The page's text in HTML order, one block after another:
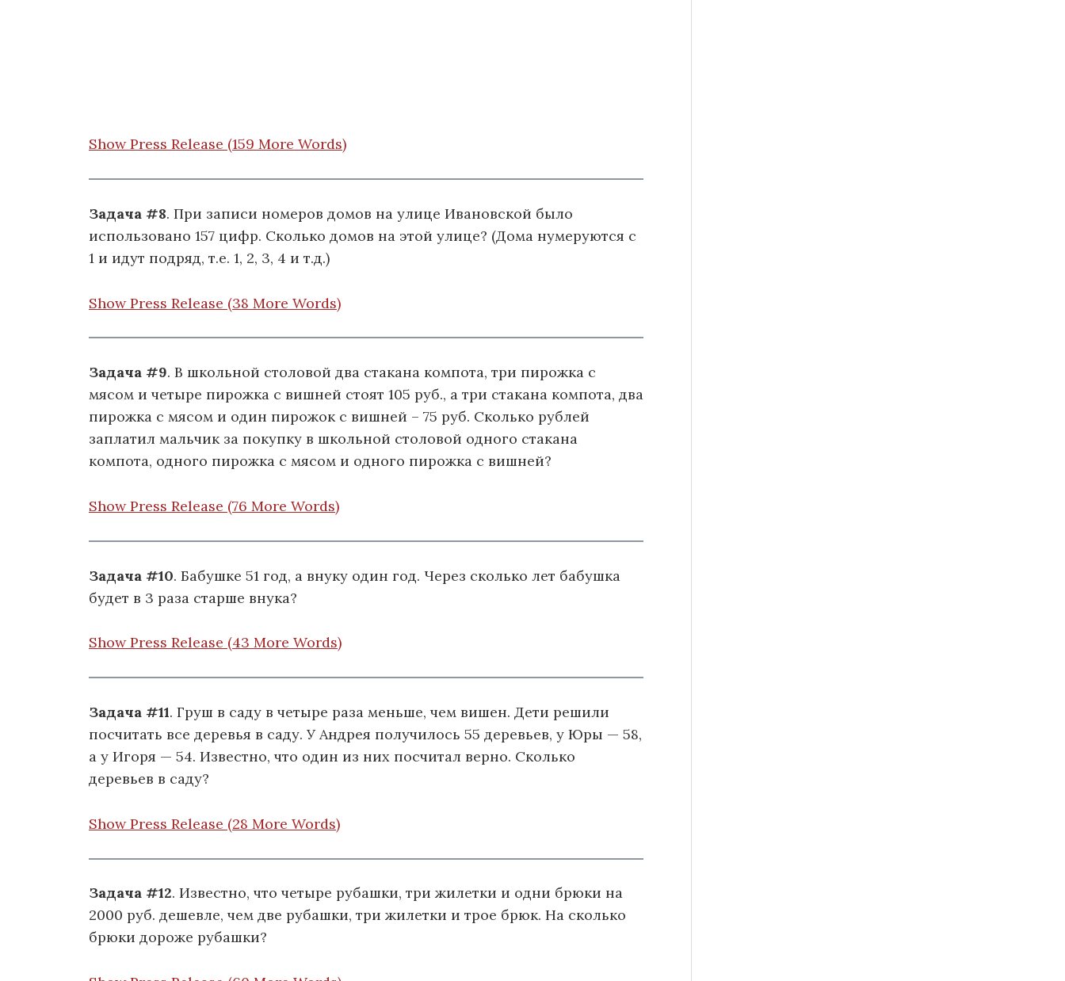
Show Press Release (159 More Words)
Задача #8. При записи номеров домов на улице Ивановской было
использовано 157 цифр. Сколько домов на этой улице? (Дома нумеруются с
1 и идут подряд, т.е. 1, 2, 3, 4 и т.д.)
Show Press Release (38 More Words)
Задача #9. В школьной столовой два стакана компота, три пирожка с
мясом и четыре пирожка с вишней стоят 105 руб., а три стакана компота, два
пирожка с мясом и один пирожок с вишней – 75 руб. Сколько рублей
заплатил мальчик за покупку в школьной столовой одного стакана
компота, одного пирожка с мясом и одного пирожка с вишней?
Show Press Release (76 More Words)
Задача #10. Бабушке 51 год, а внуку один год. Через сколько лет бабушка
будет в 3 раза старше внука?
Show Press Release (43 More Words)
Задача #11. Груш в саду в четыре раза меньше, чем вишен. Дети решили
посчитать все деревья в саду. У Андрея получилось 55 деревьев, у Юры — 58,
а у Игоря — 54. Известно, что один из них посчитал верно. Сколько
деревьев в саду?
Show Press Release (28 More Words)
Задача #12. Известно, что четыре рубашки, три жилетки и одни брюки на
2000 руб. дешевле, чем две рубашки, три жилетки и трое брюк. На сколько
брюки дороже рубашки?